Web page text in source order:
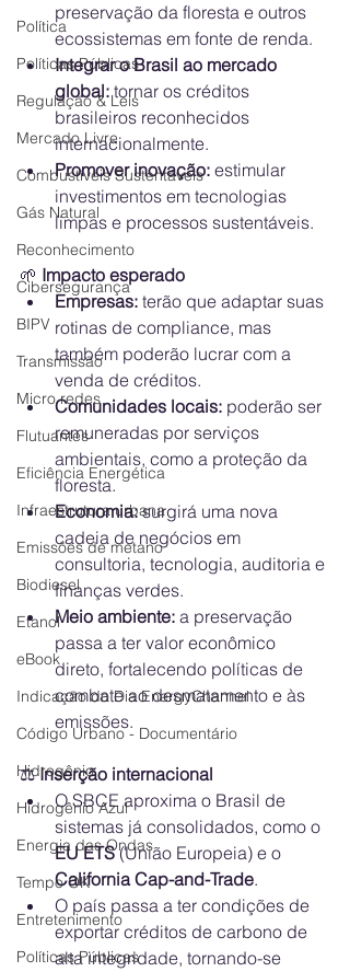
Política
Políticas Públicas
Regulação & Leis
Mercado Livre
Combustíveis Sustentáveis
Gás Natural
Reconhecimento
Cibersegurança
BIPV
Transmissão
Micro redes
Flutuantes
Eficiência Energética
Infraestrutura urbana
Emissões de metano
Biodiesel
Etanol
eBook
Indicação do Dia EnergyChannel
Código Urbano - Documentário
Hidrogênio
Hidrogênio Azul
Energia das Ondas
Tempo OK
Entretenimento
Políticas Públicas
preservação da floresta e outros
ecossistemas em fonte de renda.
Integrar o Brasil ao mercado
global: tornar os créditos
brasileiros reconhecidos
internacionalmente.
Promover inovação: estimular
investimentos em tecnologias
limpas e processos sustentáveis.
🌱 Impacto esperado
Empresas: terão que adaptar suas
rotinas de compliance, mas
também poderão lucrar com a
venda de créditos.
Comunidades locais: poderão ser
remuneradas por serviços
ambientais, como a proteção da
floresta.
Economia: surgirá uma nova
cadeia de negócios em
consultoria, tecnologia, auditoria e
finanças verdes.
Meio ambiente: a preservação
passa a ter valor econômico
direto, fortalecendo políticas de
combate ao desmatamento e às
emissões.
⚖️ Inserção internacional
O SBCE aproxima o Brasil de
sistemas já consolidados, como o
EU ETS (União Europeia) e o
California Cap-and-Trade.
O país passa a ter condições de
exportar créditos de carbono de
alta integridade, tornando-se